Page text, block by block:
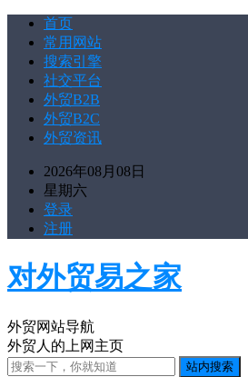
首页
常用网站
搜索引擎
社交平台
外贸B2B
外贸B2C
外贸资讯
2026年08月08日
星期六
登录
注册
对外贸易之家
外贸网站导航
外贸人的上网主页